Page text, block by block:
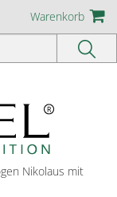
Warenkorb
Nikolaus mit